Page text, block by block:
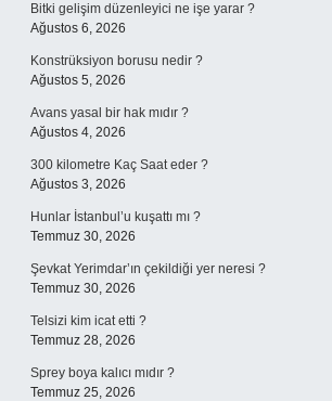
Bitki gelişim düzenleyici ne işe yarar ?
Ağustos 6, 2026
Konstrüksiyon borusu nedir ?
Ağustos 5, 2026
Avans yasal bir hak mıdır ?
Ağustos 4, 2026
300 kilometre Kaç Saat eder ?
Ağustos 3, 2026
Hunlar İstanbul’u kuşattı mı ?
Temmuz 30, 2026
Şevkat Yerimdar’ın çekildiği yer neresi ?
Temmuz 30, 2026
Telsizi kim icat etti ?
Temmuz 28, 2026
Sprey boya kalıcı mıdır ?
Temmuz 25, 2026